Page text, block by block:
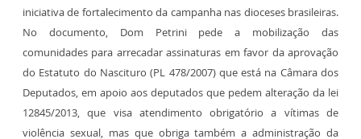
iniciativa de fortalecimento da campanha nas dioceses brasileiras.
No documento, Dom Petrini pede a mobilização das
comunidades para arrecadar assinaturas em favor da aprovação
do Estatuto do Nascituro (PL 478/2007) que está na Câmara dos
Deputados, em apoio aos deputados que pedem alteração da lei
12845/2013, que visa atendimento obrigatório a vítimas de
violência sexual, mas que obriga também a administração da